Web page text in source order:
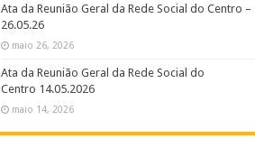
Ata da Reunião Geral da Rede Social do Centro –
26.05.26
maio 26, 2026
Ata da Reunião Geral da Rede Social do
Centro 14.05.2026
maio 14, 2026